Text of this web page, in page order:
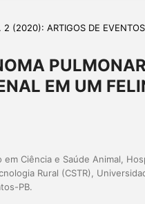
2 (2020): ARTIGOS DE EVENTOS
EM UM
em Ciência e Saúde Animal,
Rural (CSTR),
PB.